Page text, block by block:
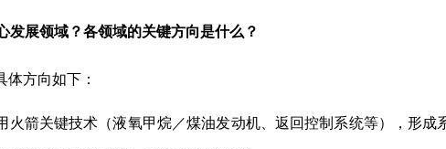
发展领域？各领域的关键方向是什么？
方向如下：
火箭关键技术（液氧甲烷／煤油发动机、返回控制系统等），形成